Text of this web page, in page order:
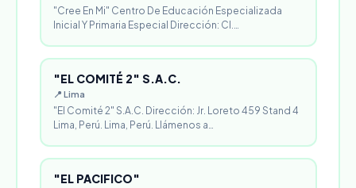
"Cree En Mi" Centro De Educación Especializada
Inicial Y Primaria Especial Dirección: Cl.…
"EL COMITÉ 2" S.A.C.
📍 Lima
"El Comité 2" S.A.C. Dirección: Jr. Loreto 459 Stand 4
Lima, Perú. Lima, Perú. Llámenos a…
"EL PACIFICO"